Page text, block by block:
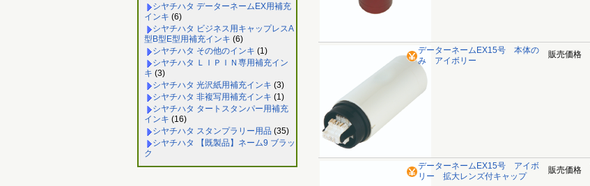
シヤチハタ データーネームEX用補充
インキ (6)
シヤチハタ ビジネス用キャップレスA
型B型E型用補充インキ (6)
シヤチハタ その他のインキ (1)
シヤチハタ ＬＩＰＩＮ専用補充イン
キ (3)
シヤチハタ 光沢紙用補充インキ (3)
シヤチハタ 非複写用補充インキ (1)
シヤチハタ タートスタンパー用補充
インキ (16)
シヤチハタ スタンプラリー用品 (35)
シヤチハタ 【既製品】ネーム9 ブラッ
ク
データーネームEX15号 本体の
み アイボリー
販売価格
データーネームEX15号 アイボ
リー 拡大レンズ付キャップ
販売価格